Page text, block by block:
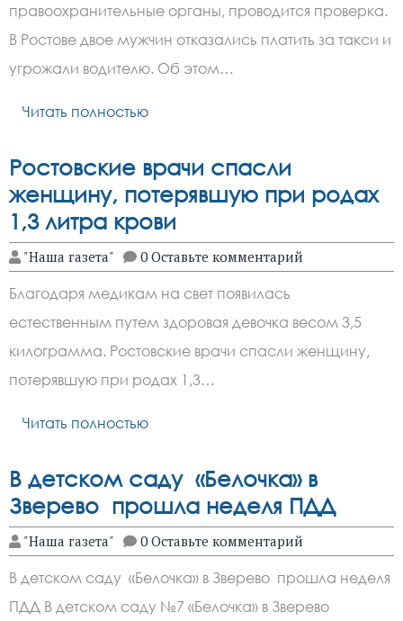
правоохранительные органы, проводится проверка.
В Ростове двое мужчин отказались платить за такси и
угрожали водителю. Об этом…
Читать полностью
Ростовские врачи спасли
женщину, потерявшую при родах
1,3 литра крови
"Наша газета" 0 Оставьте комментарий
Благодаря медикам на свет появилась
естественным путем здоровая девочка весом 3,5
килограмма. Ростовские врачи спасли женщину,
потерявшую при родах 1,3…
Читать полностью
В детском саду «Белочка» в
Зверево прошла неделя ПДД
"Наша газета" 0 Оставьте комментарий
В детском саду «Белочка» в Зверево прошла неделя
ПДД В детском саду №7 «Белочка» в Зверево